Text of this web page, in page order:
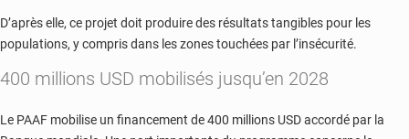
D’après elle, ce projet doit produire des résultats tangibles pour les
populations, y compris dans les zones touchées par l’insécurité.
400 millions USD mobilisés jusqu’en 2028
Le PAAF mobilise un financement de 400 millions USD accordé par la